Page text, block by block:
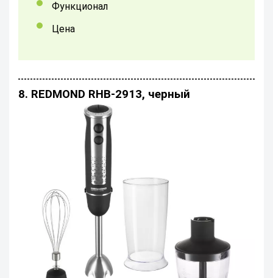
функционал
цена
8. REDMOND RHB-2913, черный